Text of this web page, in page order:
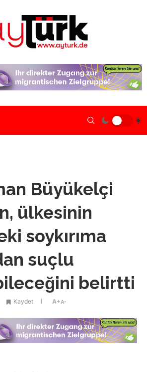
Büyükelçi
ülkesinin
soykırıma
suçlu
belirtti
Kaydet A+A-